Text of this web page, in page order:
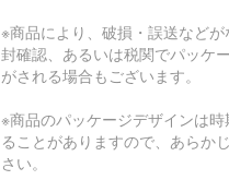
※商品により、破損・誤送など
封確認、あるいは税関でパッケ
がされる場合もございます。
※商品のパッケージデザインは
ることがありますので、あらか
さい。